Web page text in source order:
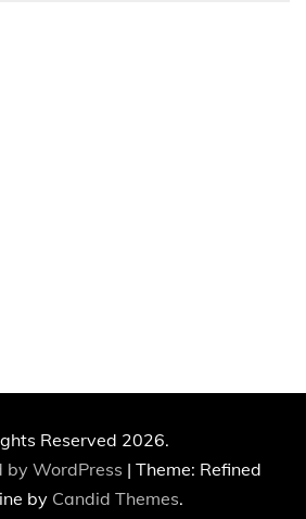
Reserved 2026.
by WordPress | Theme: Refined
by Candid Themes.